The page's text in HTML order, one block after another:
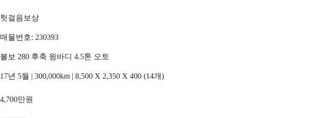
헛걸음보상
매물번호: 230393
볼보 280 후축 윙바디 4.5톤 오토
17년 5월 | 300,000km | 8,500 X 2,350 X 400 (14개)
4,700만원